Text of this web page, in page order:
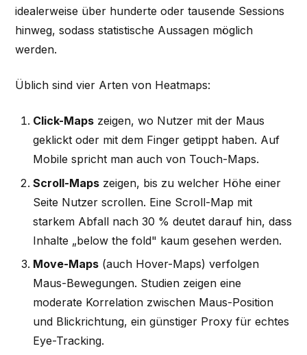
idealerweise über hunderte oder tausende Sessions
hinweg, sodass statistische Aussagen möglich
werden.
Üblich sind vier Arten von Heatmaps:
Click-Mapszeigen, wo Nutzer mit der Maus
geklickt oder mit dem Finger getippt haben. Auf
Mobile spricht man auch von Touch-Maps.
Scroll-Mapszeigen, bis zu welcher Höhe einer
Seite Nutzer scrollen. Eine Scroll-Map mit
starkem Abfall nach 30 % deutet darauf hin, dass
Inhalte „below the fold" kaum gesehen werden.
Move-Maps(auch Hover-Maps) verfolgen
Maus-Bewegungen. Studien zeigen eine
moderate Korrelation zwischen Maus-Position
und Blickrichtung, ein günstiger Proxy für echtes
Eye-Tracking.